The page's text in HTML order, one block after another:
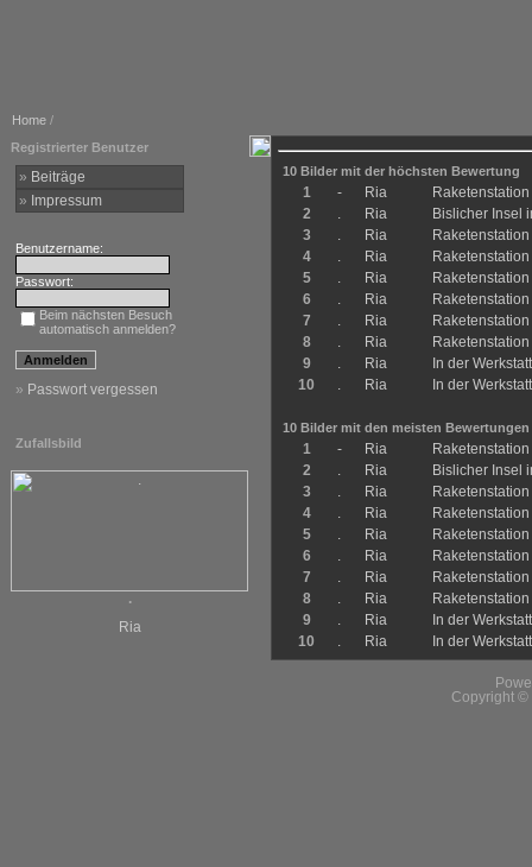
Home /
Registrierter Benutzer
» Beiträge
»
Impressum
Benutzername:
Passwort:
Beim nächsten Besuch
automatisch anmelden?
» Passwort vergessen
Zufallsbild
.
Ria
10 Bilder mit der höchsten Bewertung
1
- Ria
2
Ria
Bislicher Insel
3
Ria
4
Ria
5
Ria
6
Ria
7
Ria
8
Ria
9
Ria
In der Werkstatt
10
Ria In der Werkstatt
10 Bilder mit den meisten Bewertungen
1
- Ria
2
Ria
Bislicher Insel
3
Ria
4
Ria
5
Ria
6
Ria
7
Ria
8
Ria
9
Ria
In der Werkstatt
10
Ria In der Werkstatt
Copyright